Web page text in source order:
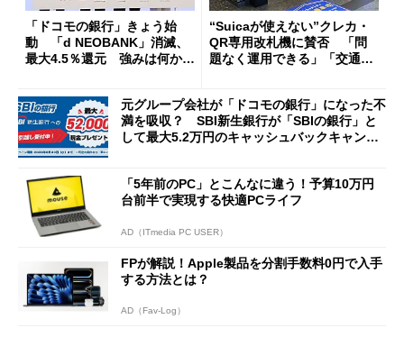
「ドコモの銀行」きょう始
動 「d NEOBANK」消滅、
最大4.5％還元 強みは何か解
“Suicaが使えない”クレカ・
QR専用改札機に賛否 「問
題なく運用できる」「交通系I
元グループ会社が「ドコモの銀行」になった不
満を吸収？ SBI新生銀行が「SBIの銀行」と
して最大5.2万円のキャッシュバックキャンペ
「5年前のPC」とこんなに違う！予算10万円
台前半で実現する快適PCライフ
AD（ITmedia PC USER）
FPが解説！Apple製品を分割手数料0円で入手
する方法とは？
AD（Fav-Log）